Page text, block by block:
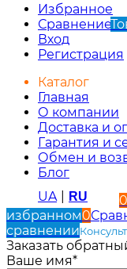
Избранное
Сравнение
Вход
Регистрация
Каталог
Главная
О компании
Доставка и
Гарантия и
Обмен и
Блог
UA
RU 0
избранном0
сравнении
Заказать
Ваше имя*